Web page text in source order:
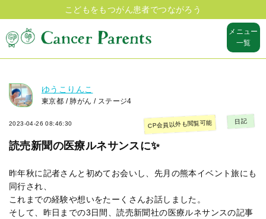
こどもをもつがん患者でつながろう
メニュー
一覧
ゆうこりんこ
東京都 / 肺がん / ステージ4
2023-04-26 08:46:30
読売新聞の医療ルネサンスに✨
CP会員以外も閲覧可能 日記
昨年秋に記者さんと初めてお会いし、先月の熊本イベント旅にも
同行され、
これまでの経験や想いをたーくさんお話しました。
そして、昨日までの3日間、読売新聞社の医療ルネサンスの記事